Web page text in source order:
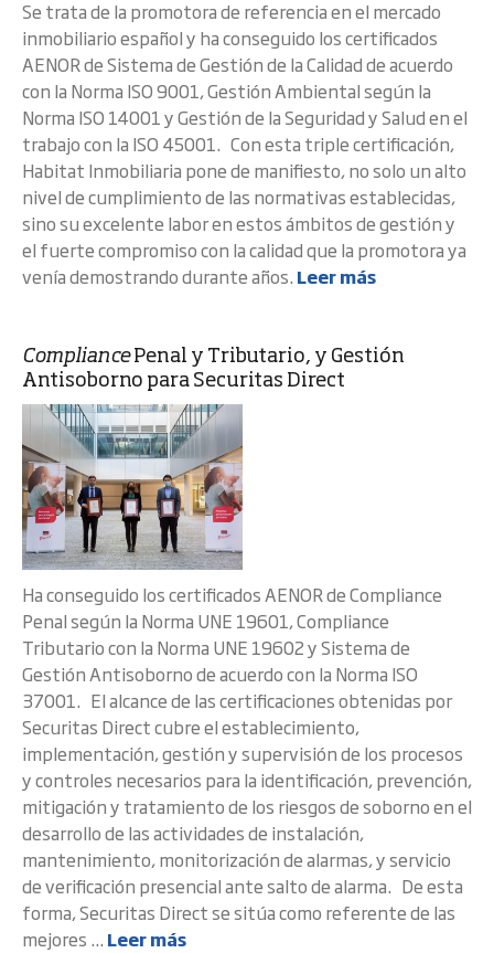
Se trata de la promotora de referencia en el mercado
inmobiliario español y ha conseguido los certificados
AENOR de Sistema de Gestión de la Calidad de acuerdo
con la Norma ISO 9001, Gestión Ambiental según la
Norma ISO 14001 y Gestión de la Seguridad y Salud en el
trabajo con la ISO 45001. Con esta triple certificación,
Habitat Inmobiliaria pone de manifiesto, no solo un alto
nivel de cumplimiento de las normativas establecidas,
sino su excelente labor en estos ámbitos de gestión y
el fuerte compromiso con la calidad que la promotora ya
venía demostrando durante años. Leer más
CompliancePenal y Tributario, y Gestión
Antisoborno para Securitas Direct
Ha conseguido los certificados AENOR de Compliance
Penal según la Norma UNE 19601, Compliance
Tributario con la Norma UNE 19602 y Sistema de
Gestión Antisoborno de acuerdo con la Norma ISO
37001. El alcance de las certificaciones obtenidas por
Securitas Direct cubre el establecimiento,
implementación, gestión y supervisión de los procesos
y controles necesarios para la identificación, prevención,
mitigación y tratamiento de los riesgos de soborno en el
desarrollo de las actividades de instalación,
mantenimiento, monitorización de alarmas, y servicio
de verificación presencial ante salto de alarma. De esta
forma, Securitas Direct se sitúa como referente de las
mejores ... Leer más